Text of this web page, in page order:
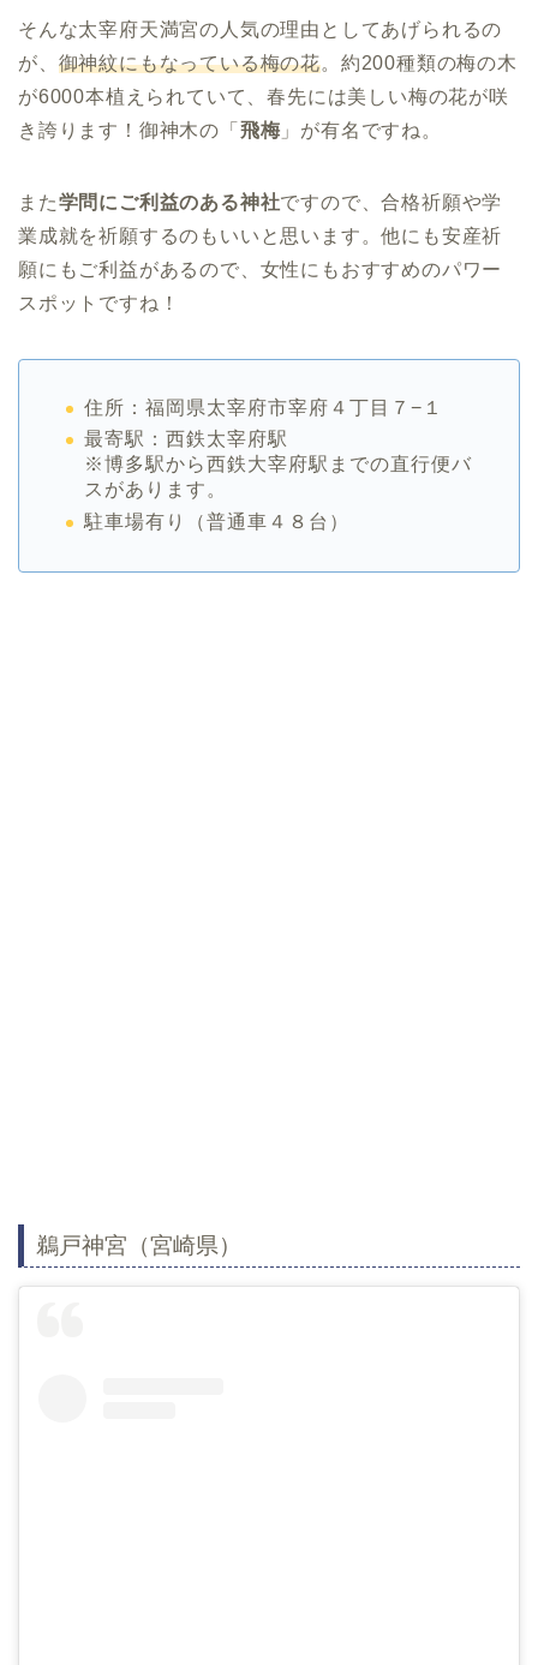
そんな太宰府天満宮の人気の理由としてあげられるの
が、 御神紋にもなっている梅の花。約200種類の梅の木
が6000本植えられていて、春先には美しい梅の花が咲
き誇ります！御神木の「 飛梅 」が有名ですね。
また学問にご利益のある神社ですので、合格祈願や学
業成就を祈願するのもいいと思います。他にも安産祈
願にもご利益があるので、女性にもおすすめのパワー
スポットですね！
住所：福岡県太宰府市宰府４丁目７−１
最寄駅：西鉄太宰府駅
※博多駅から西鉄大宰府駅までの直行便バ
スがあります。
駐車場有り（普通車４８台）
鵜戸神宮（宮崎県）